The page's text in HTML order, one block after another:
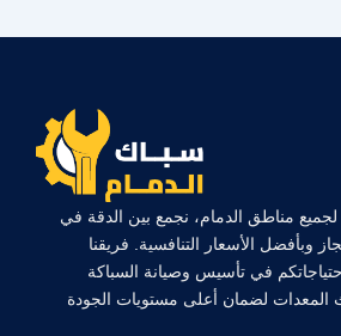
مناطق الدمام، نجمع بين الدقة في
وبأفضل الأسعار التنافسية. فريقنا
في تأسيس وصيانة السباكة
لضمان أعلى مستويات الجودة